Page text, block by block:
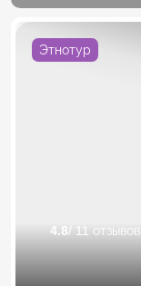
Этнотур
4.8/ 11 отзывов